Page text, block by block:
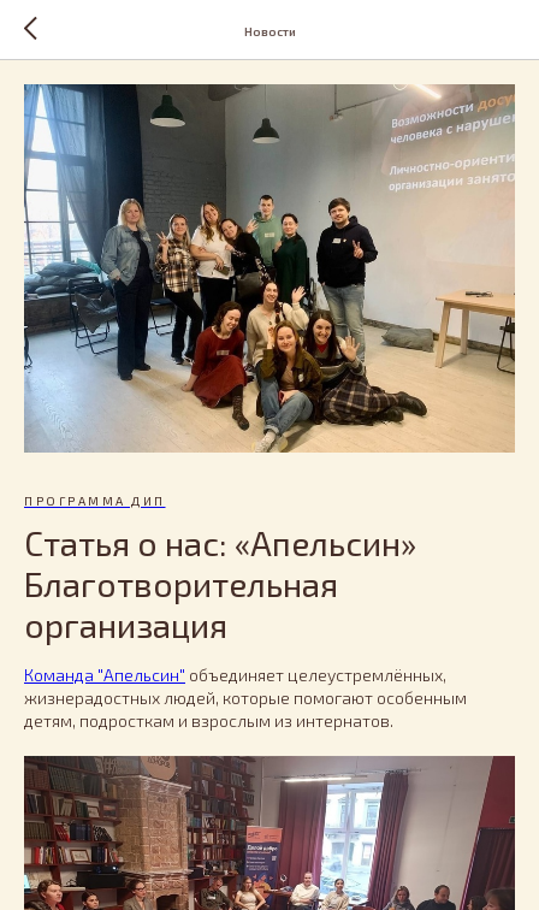
Новости
ПРОГРАММА ДИП
Статья о нас: «Апельсин»
Благотворительная
организация
Команда "Апельсин" объединяет целеустремлённых,
жизнерадостных людей, которые помогают особенным
детям, подросткам и взрослым из интернатов.